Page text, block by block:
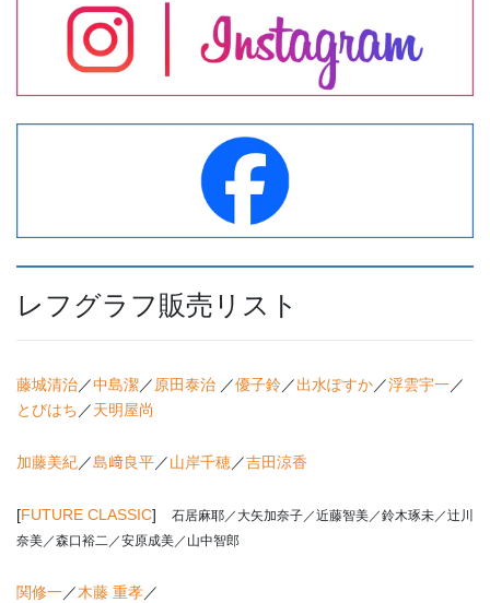
レフグラフ販売リスト
藤城清治／中島潔／ 原田泰治 ／優子鈴／出水ぽすか／浮雲宇一／
とびはち ／天明屋尚
加藤美紀／島﨑良平／山岸千穂／吉田涼香
[FUTURE CLASSIC]
石居麻耶／大矢加奈子／近藤智美／鈴木琢未／辻川
奈美／森口裕二／安原成美／山中智郎
関修一／木藤 重孝／